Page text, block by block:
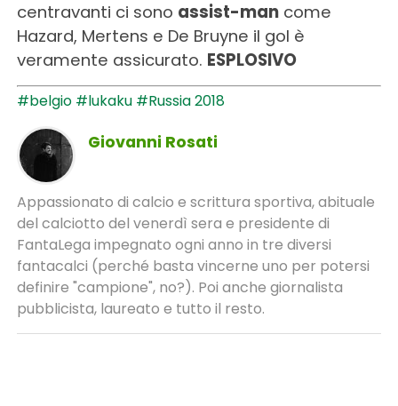
centravanti ci sono assist-mancome
Hazard, Mertens e De Bruyne il gol è
veramente assicurato. ESPLOSIVO
#belgio #lukaku #Russia 2018
Giovanni Rosati
Appassionato di calcio e scrittura sportiva, abituale
del calciotto del venerdì sera e presidente di
FantaLega impegnato ogni anno in tre diversi
fantacalci (perché basta vincerne uno per potersi
definire "campione", no?). Poi anche giornalista
pubblicista, laureato e tutto il resto.